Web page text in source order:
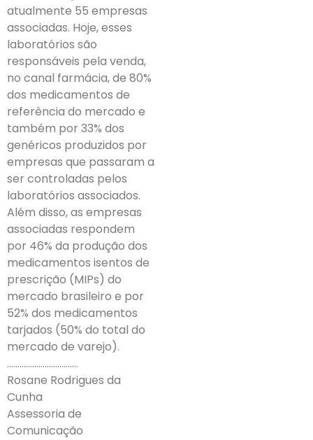
atualmente 55 empresas
associadas. Hoje, esses
laboratórios são
responsáveis pela venda,
no canal farmácia, de 80%
dos medicamentos de
referência do mercado e
também por 33% dos
genéricos produzidos por
empresas que passaram a
ser controladas pelos
laboratórios associados.
Além disso, as empresas
associadas respondem
por 46% da produção dos
medicamentos isentos de
prescrição (MIPs) do
mercado brasileiro e por
52% dos medicamentos
tarjados (50% do total do
mercado de varejo).
…………………………….
Rosane Rodrigues da
Cunha
Assessoria de
Comunicação